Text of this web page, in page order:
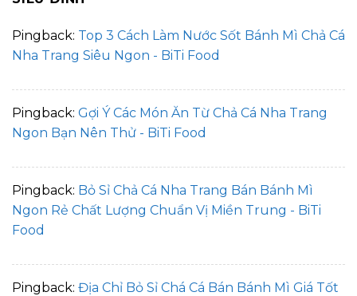
Pingback: Top 3 Cách Làm Nước Sốt Bánh Mì Chả Cá
Nha Trang Siêu Ngon - BiTi Food
Pingback: Gợi Ý Các Món Ăn Từ Chả Cá Nha Trang
Ngon Bạn Nên Thử - BiTi Food
Pingback: Bỏ Sỉ Chả Cá Nha Trang Bán Bánh Mì
Ngon Rẻ Chất Lượng Chuẩn Vị Miền Trung - BiTi
Food
Pingback: Địa Chỉ Bỏ Sỉ Chá Cá Bán Bánh Mì Giá Tốt